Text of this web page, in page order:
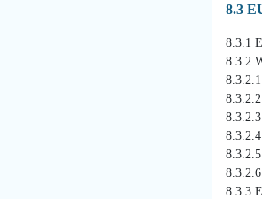
8.3
8.3.1
8.3.2
8.3.3